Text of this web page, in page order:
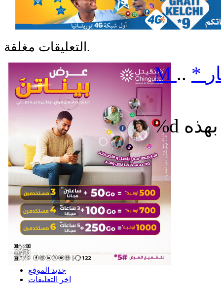
التعليقات مغلقة.
جديد الموقع
اخر التعليقات
M .. *
%d